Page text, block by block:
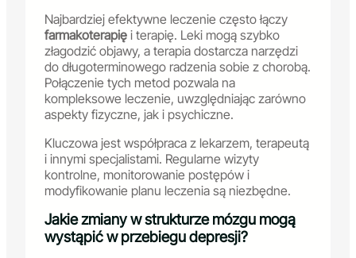
Najbardziej efektywne leczenie często łączy
farmakoterapię i terapię. Leki mogą szybko
złagodzić objawy, a terapia dostarcza narzędzi
do długoterminowego radzenia sobie z chorobą.
Połączenie tych metod pozwala na
kompleksowe leczenie, uwzględniając zarówno
aspekty fizyczne, jak i psychiczne.
Kluczowa jest współpraca z lekarzem, terapeutą
i innymi specjalistami. Regularne wizyty
kontrolne, monitorowanie postępów i
modyfikowanie planu leczenia są niezbędne.
Jakie zmiany w strukturze mózgu mogą
wystąpić w przebiegu depresji?